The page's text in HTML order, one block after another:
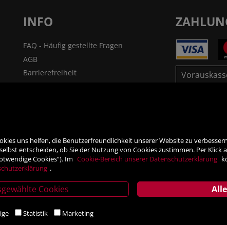
INFO
FAQ - Häufig gestellte Fragen
AGB
Barrierefreiheit
uns helfen, die Benutzerfreundlichkeit unserer Website zu
entscheiden, ob Sie der Nutzung von Cookies zustimmen. Per Klick
Cookies“). Im Cookie-Bereich unserer Datenschutzerklärung
.
Cookies
Statistik Marketing